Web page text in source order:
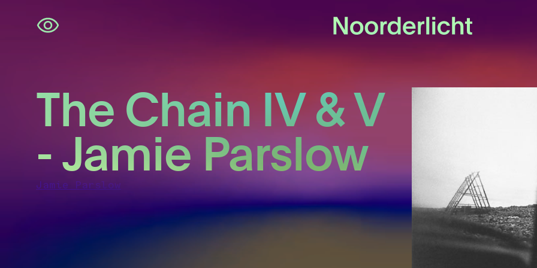
Navigatie
overslaan
The Chain IV & V
- Jamie Parslow
Jamie Parslow